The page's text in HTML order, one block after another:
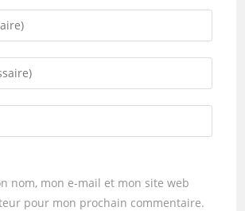
nom, mon e-mail et mon site web
pour mon prochain commentaire.